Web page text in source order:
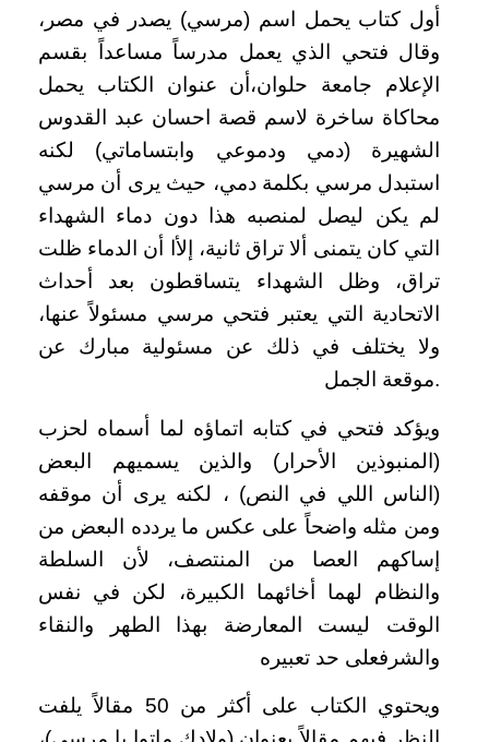
أول كتاب يحمل اسم (مرسي) يصدر في مصر،
وقال فتحي الذي يعمل مدرساً مساعداً بقسم
الإعلام جامعة حلوان،أن عنوان الكتاب يحمل
محاكاة ساخرة لاسم قصة احسان عبد القدوس
الشهيرة (دمي ودموعي وابتساماتي) لكنه
استبدل مرسي بكلمة دمي، حيث يرى أن مرسي
لم يكن ليصل لمنصبه هذا دون دماء الشهداء
التي كان يتمنى ألا تراق ثانية، إلأا أن الدماء ظلت
تراق، وظل الشهداء يتساقطون بعد أحداث
الاتحادية التي يعتبر فتحي مرسي مسئولاً عنها،
ولا يختلف في ذلك عن مسئولية مبارك عن
موقعة الجمل.
ويؤكد فتحي في كتابه اتماؤه لما أسماه لحزب
(المنبوذين الأحرار) والذين يسميهم البعض
(الناس اللي في النص) ، لكنه يرى أن موقفه
ومن مثله واضحاً على عكس ما يردده البعض من
إساكهم العصا من المنتصف، لأن السلطة
والنظام لهما أخائهما الكبيرة، لكن في نفس
الوقت ليست المعارضة بهذا الطهر والنقاء
والشرفعلى حد تعبيره
ويحتوي الكتاب على أكثر من 50 مقالاً يلفت